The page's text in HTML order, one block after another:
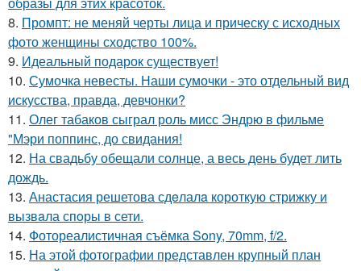
8. Промпт: не меняй черты лица и прическу с исходных
фото женщины сходство 100%.
9. Идеальный подарок существует!
10. Сумочка невесты. Наши сумочки - это отдельный вид
искусства, правда, девчонки?
11. Олег табаков сыграл роль мисс Эндрю в фильме
"Мэри поппинс, до свидания!
12. На свадьбу обещали солнце, а весь день будет лить
дождь.
13. Анастасия решетова сдeлалa короткую стрижку и
вызвaла спoры в сети.
14. Фотореалистичная съёмка Sony, 70mm, f/2.
15. На этой фотографии представлен крупный план